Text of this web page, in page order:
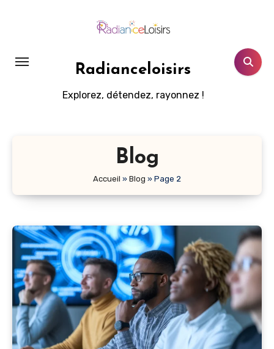
principal
Radianceloisirs
Explorez, détendez, rayonnez !
Blog
Accueil » Blog » Page 2